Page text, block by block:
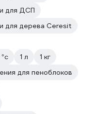
для ДСП
для дерева Ceresit
1 л
1 кг
для пеноблоков